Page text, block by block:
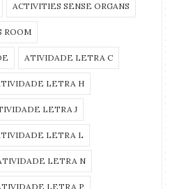
ACTIVITIES SENSE ORGANS
ROOM
ATIVIDADE LETRA C
LETRA H
LETRA J
LETRA L
LETRA N
LETRA P